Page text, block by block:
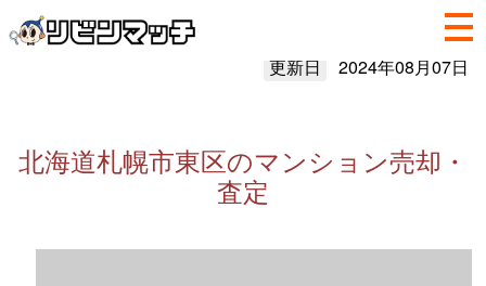
更新日 2024年08月07日
北海道札幌市東区のマンション売却・
査定